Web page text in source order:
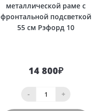
металлической раме с
фронтальной подсветкой
55 см Рэфорд 10
14 800₽
- +